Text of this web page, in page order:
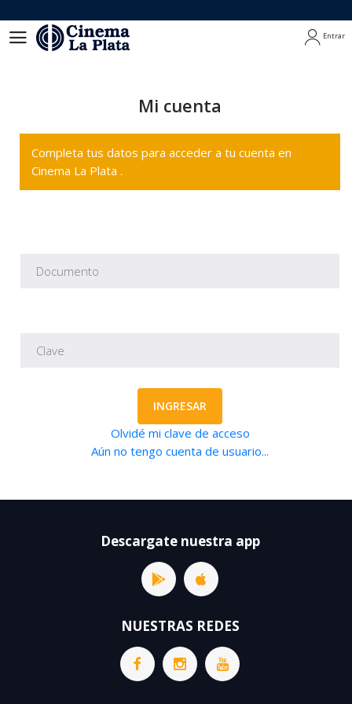
Entrar
Mi cuenta
Completa tus datos para acceder a tu cuenta en
Cinema La Plata .
INGRESAR
Olvidé mi clave de acceso
Aún no tengo cuenta de usuario...
Descargate nuestra app
NUESTRAS REDES